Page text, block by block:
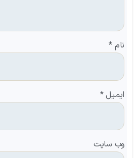
نام *
ایمیل*
وب‌ سایت